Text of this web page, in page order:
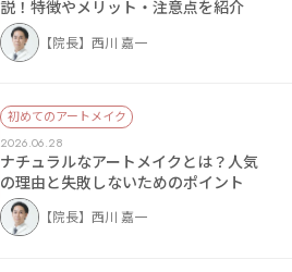
説！特徴やメリット・注意点を紹介
【院長】西川 嘉一
初めてのアートメイク
2026.06.28
ナチュラルなアートメイクとは？人気
の理由と失敗しないためのポイント
【院長】西川 嘉一